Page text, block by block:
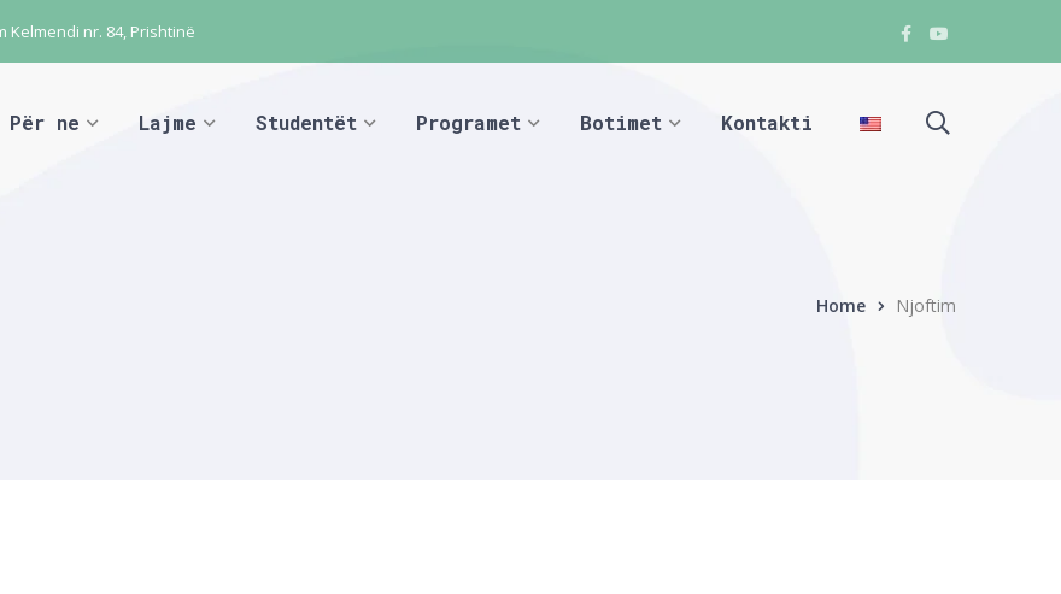
Kelmendi nr. 84, Prishtinë
Facebook
FacebookFacebook
Për ne Lajme Studentët Programet Botimet Kontakti
Home Njoftim